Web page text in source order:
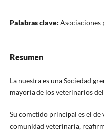
Palabras clave: Asociaciones
Resumen
La nuestra es una Sociedad
mayoría de los veterinarios
Su cometido principal es el de
comunidad veterinaria,